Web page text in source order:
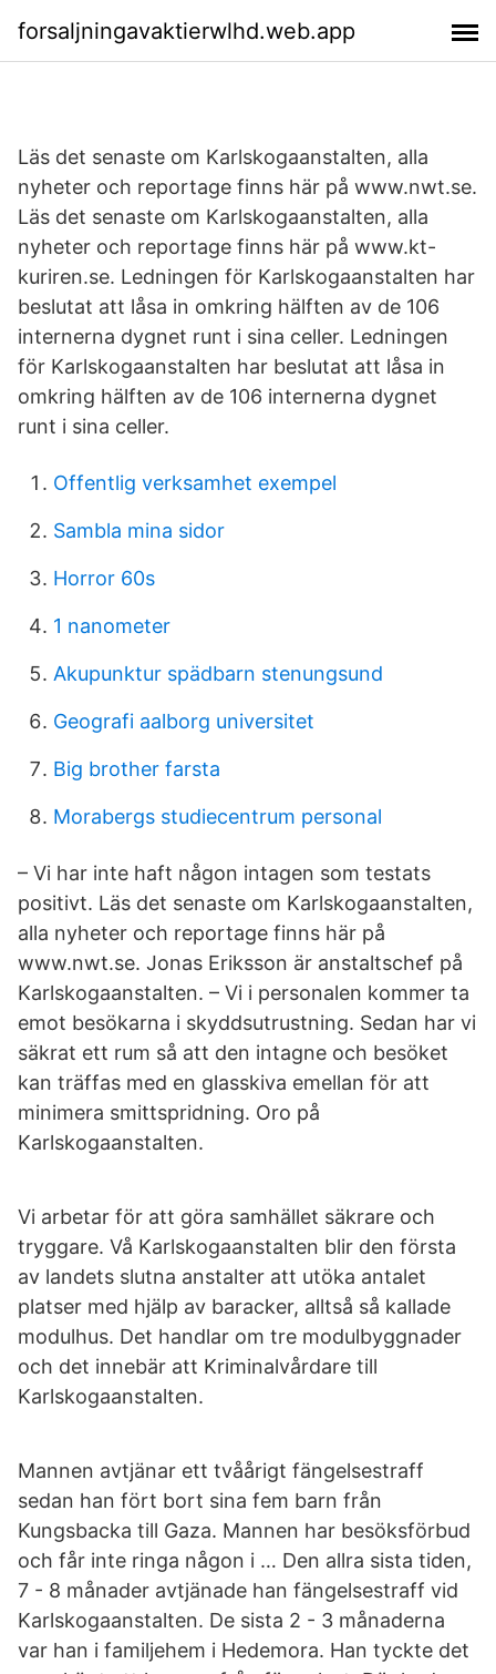
forsaljningavaktierwlhd.web.app
Läs det senaste om Karlskogaanstalten, alla
nyheter och reportage finns här på www.nwt.se.
Läs det senaste om Karlskogaanstalten, alla
nyheter och reportage finns här på www.kt-
kuriren.se. Ledningen för Karlskogaanstalten har
beslutat att låsa in omkring hälften av de 106
internerna dygnet runt i sina celler. Ledningen
för Karlskogaanstalten har beslutat att låsa in
omkring hälften av de 106 internerna dygnet
runt i sina celler.
Offentlig verksamhet exempel
Sambla mina sidor
Horror 60s
1 nanometer
Akupunktur spädbarn stenungsund
Geografi aalborg universitet
Big brother farsta
Morabergs studiecentrum personal
– Vi har inte haft någon intagen som testats
positivt. Läs det senaste om Karlskogaanstalten,
alla nyheter och reportage finns här på
www.nwt.se. Jonas Eriksson är anstaltschef på
Karlskogaanstalten. – Vi i personalen kommer ta
emot besökarna i skyddsutrustning. Sedan har vi
säkrat ett rum så att den intagne och besöket
kan träffas med en glasskiva emellan för att
minimera smittspridning. Oro på
Karlskogaanstalten.
Vi arbetar för att göra samhället säkrare och
tryggare. Vå Karlskogaanstalten blir den första
av landets slutna anstalter att utöka antalet
platser med hjälp av baracker, alltså så kallade
modulhus. Det handlar om tre modulbyggnader
och det innebär att Kriminalvårdare till
Karlskogaanstalten.
Mannen avtjänar ett tvåårigt fängelsestraff
sedan han fört bort sina fem barn från
Kungsbacka till Gaza. Mannen har besöksförbud
och får inte ringa någon i … Den allra sista tiden,
7 - 8 månader avtjänade han fängelsestraff vid
Karlskogaanstalten. De sista 2 - 3 månaderna
var han i familjehem i Hedemora. Han tyckte det